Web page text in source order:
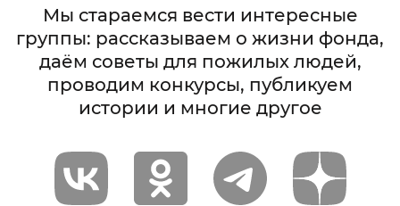
Мы стараемся вести интересные
группы: рассказываем о жизни фонда,
даём советы для пожилых людей,
проводим конкурсы, публикуем
истории и многие другое